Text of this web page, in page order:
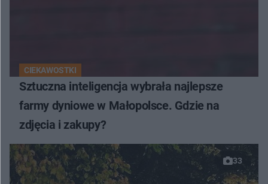
CIEKAWOSTKI
Sztuczna inteligencja wybrała najlepsze
farmy dyniowe w Małopolsce. Gdzie na
zdjęcia i zakupy?
33